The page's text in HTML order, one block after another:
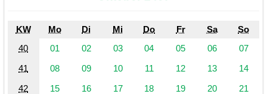
KW Mo Di Mi Do Fr Sa
So
40
01 02 03 04 05 06
07
41
08 09 10 11 12 13
14
42
15 16 17 18 19 20
21